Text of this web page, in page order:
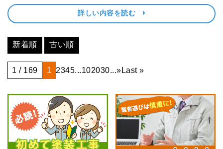
た。２つ目の鉄骨階段はまだ途中ですが、後日頑張りま
す。 ･･･
詳しい内容を読む
新着順 古い順
1 / 169 1 2345...102030...»Last »